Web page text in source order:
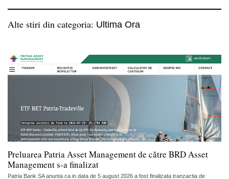
Alte stiri din categoria: Ultima Ora
Preluarea Patria Asset Management de către BRD Asset
Management s-a finalizat
Patria Bank SA anunta ca in data de 5 august 2026 a fost finalizata tranzactia de